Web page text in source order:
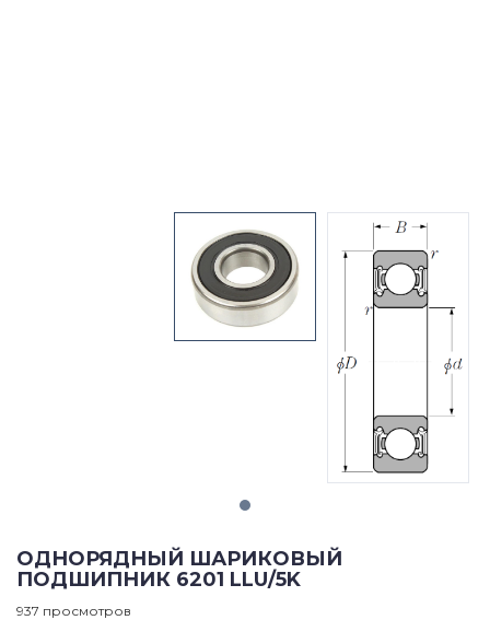
ОДНОРЯДНЫЙ ШАРИКОВЫЙ
ПОДШИПНИК 6201 LLU/5K
937 просмотров